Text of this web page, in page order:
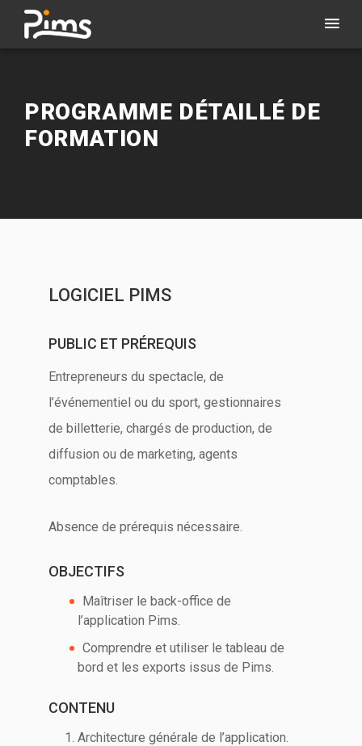
PROGRAMME DÉTAILLÉ DE
FORMATION
LOGICIEL PIMS
PUBLIC ET PRÉREQUIS
Entrepreneurs du spectacle, de
l’événementiel ou du sport, gestionnaires
de billetterie, chargés de production, de
diffusion ou de marketing, agents
comptables.
Absence de prérequis nécessaire.
OBJECTIFS
Maîtriser le back-office de
l’application Pims.
Comprendre et utiliser le tableau de
bord et les exports issus de Pims.
CONTENU
Architecture générale de l’application.